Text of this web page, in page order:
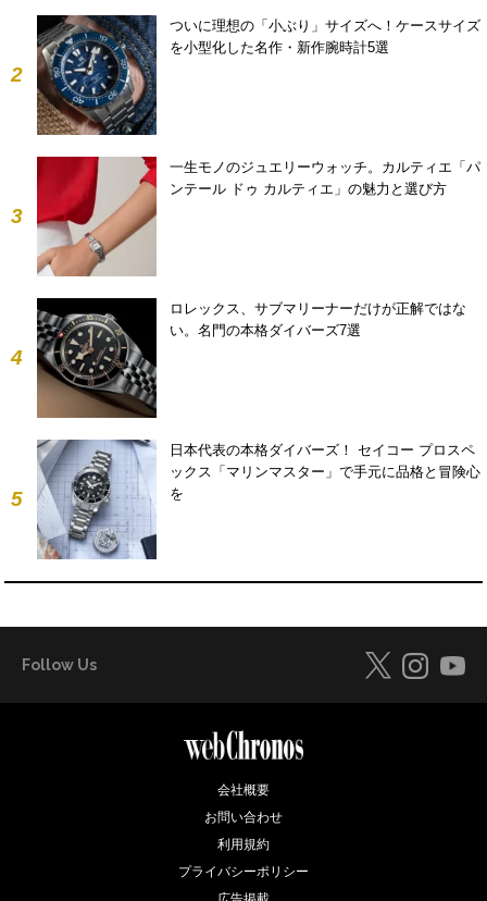
2
ついに理想の「小ぶり」サイズへ！ケースサイズ
を小型化した名作・新作腕時計5選
3
一生モノのジュエリーウォッチ。カルティエ「パ
ンテール ドゥ カルティエ」の魅力と選び方
4
ロレックス、サブマリーナーだけが正解ではな
い。名門の本格ダイバーズ7選
5
日本代表の本格ダイバーズ！ セイコー プロスペ
ックス「マリンマスター」で手元に品格と冒険心
を
Follow Us
会社概要
お問い合わせ
利用規約
プライバシーポリシー